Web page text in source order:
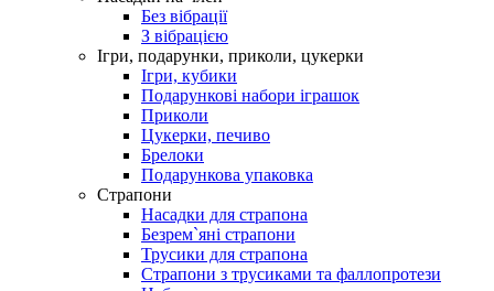
Без вібрації
З вібрацією
Ігри, подарунки, приколи, цукерки
Ігри, кубики
Подарункові набори іграшок
Приколи
Цукерки, печиво
Брелоки
Подарункова упаковка
Страпони
Насадки для страпона
Безрем`яні страпони
Трусики для страпона
Страпони з трусиками та фаллопротези